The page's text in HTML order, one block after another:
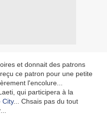
et donnait des patrons
ce patron pour une petite
l'encolure...
qui participera à la
City... Chsais pas du tout